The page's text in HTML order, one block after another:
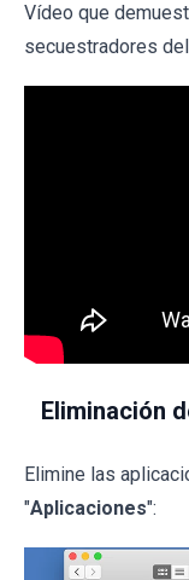
Vídeo que
secuestradores
Eliminación
Elimine las
"Aplicaciones":